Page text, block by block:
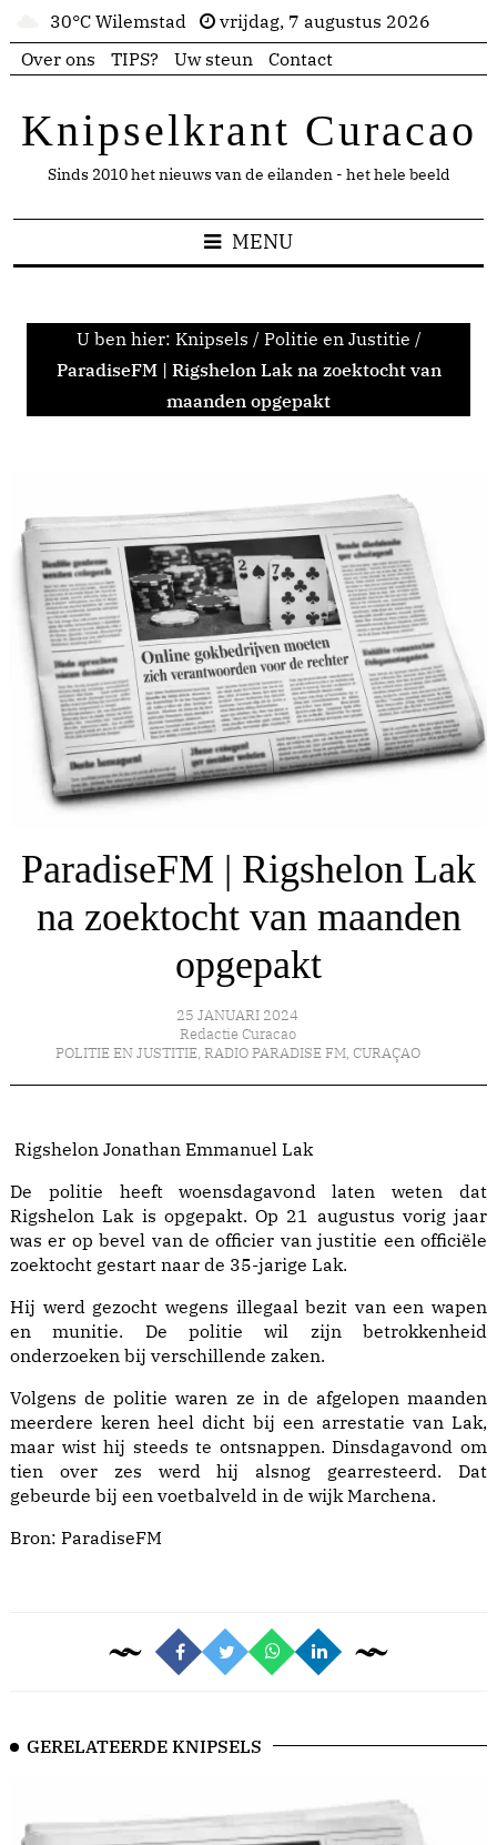
30°C Wilemstad
vrijdag, 7 augustus 2026
Over ons
TIPS? Uw steun Contact
Knipselkrant Curacao
Sinds 2010 het nieuws van de eilanden - het hele beeld
MENU
U ben hier: Knipsels / Politie en Justitie /
ParadiseFM | Rigshelon Lak na zoektocht van
maanden opgepakt
ParadiseFM | Rigshelon Lak
na zoektocht van maanden
opgepakt
25 JANUARI 2024
Redactie Curacao
POLITIE EN JUSTITIE, RADIO PARADISE FM, CURAÇAO
Rigshelon Jonathan Emmanuel Lak
De politie heeft woensdagavond laten weten dat
Rigshelon Lak is opgepakt. Op 21 augustus vorig jaar
was er op bevel van de officier van justitie een officiële
zoektocht gestart naar de 35-jarige Lak.
Hij werd gezocht wegens illegaal bezit van een wapen
en munitie. De politie wil zijn betrokkenheid
onderzoeken bij verschillende zaken.
Volgens de politie waren ze in de afgelopen maanden
meerdere keren heel dicht bij een arrestatie van Lak,
maar wist hij steeds te ontsnappen. Dinsdagavond om
tien over zes werd hij alsnog gearresteerd. Dat
gebeurde bij een voetbalveld in de wijk Marchena.
Bron: ParadiseFM
GERELATEERDE KNIPSELS